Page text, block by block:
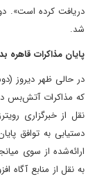
شد.
پایان مذاکرات قاهره
در حالی ظهر دیروز
که مذاکرات آتش‌بس در
نقل از خبرگزاری
دستیابی به توافق
‌ارائه‌شده از سوی
به نقل از منابع آگاه